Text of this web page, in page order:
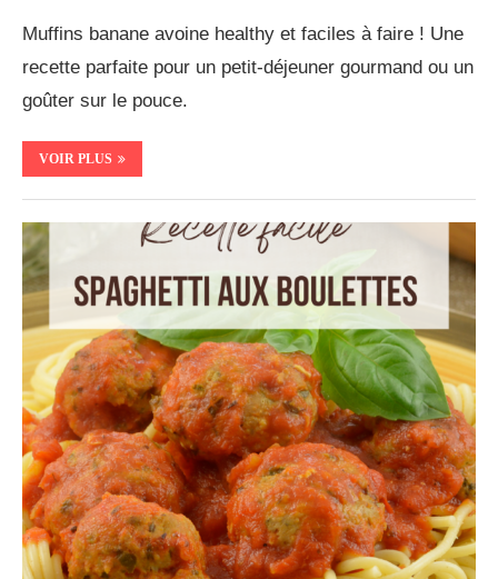
Muffins banane avoine healthy et faciles à faire ! Une
recette parfaite pour un petit-déjeuner gourmand ou un
goûter sur le pouce.
VOIR PLUS